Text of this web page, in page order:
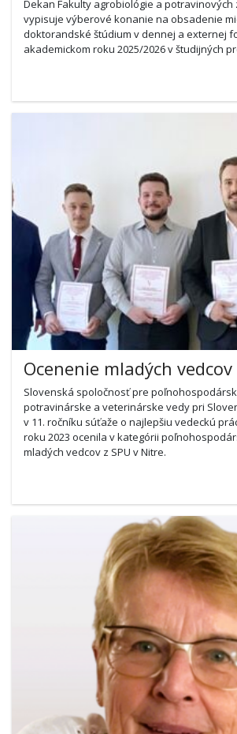
Dekan Fakulty agrobiológie a potravinových
vypisuje výberové konanie na obsadenie
doktorandské štúdium v dennej a externej
akademickom roku 2025/2026 v študijných
Ocenenie mladých vedcov
Slovenská spoločnosť pre
potravinárske a veterinárske vedy pri
v 11. ročníku súťaže o najlepšiu vedeckú
roku 2023 ocenila v kategórii
mladých vedcov z SPU v Nitre.